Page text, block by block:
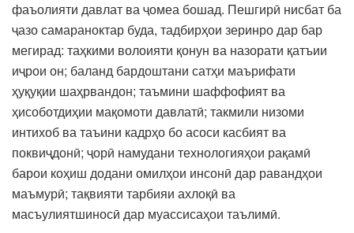
фаъолияти давлат ва ҷомеа бошад. Пешгирӣ нисбат ба
ҷазо самараноктар буда, тадбирҳои зеринро дар бар
мегирад: таҳкими волоияти қонун ва назорати қатъии
иҷрои он; баланд бардоштани сатҳи маърифати
ҳуқуқии шаҳрвандон; таъмини шаффофият ва
ҳисоботдиҳии мақомоти давлатӣ; такмили низоми
интихоб ва таъини кадрҳо бо асоси касбият ва
поквиҷдонӣ; ҷорӣ намудани технологияҳои рақамӣ
барои коҳиш додани омилҳои инсонӣ дар равандҳои
маъмурӣ; тақвияти тарбияи ахлоқӣ ва
масъулиятшиносӣ дар муассисаҳои таълимӣ.